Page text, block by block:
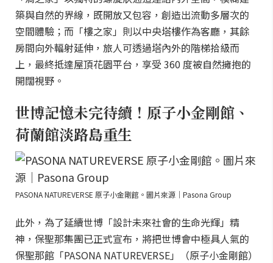
築與自然的界線，既開放又包容，創造出流動多層次的
空間體驗；而「樓之家」則以中央塔樓作為客廳，其餘
房間向外輻射延伸，旅人可透過塔內外的階梯拾級而
上，最終抵達屋頂花園平台，享受 360 度被自然擁抱的
開闊視野。
世博記憶未完待續！原子小金剛館、
荷蘭館淡路島重生
PASONA NATUREVERSE 原子小金剛館。圖片來源｜Pasona Group
此外，為了延續世博「設計未來社會的生命光輝」精
神，保聖那集團已正式宣布，將把世博會中極具人氣的
保聖那館「PASONA NATUREVERSE」（原子小金剛館）